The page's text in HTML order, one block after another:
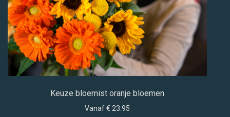
Keuze bloemist oranje bloemen
Vanaf € 23.95